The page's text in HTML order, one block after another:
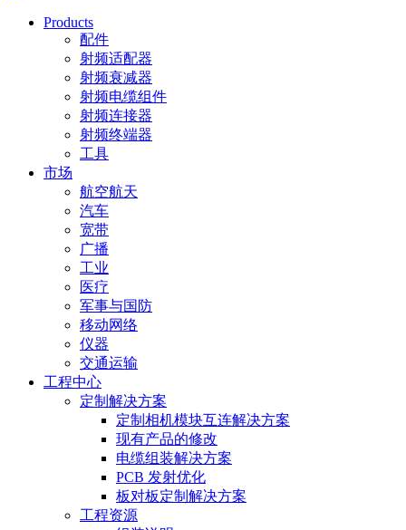
Products
配件
射频适配器
射频衰减器
射频电缆组件
射频连接器
射频终端器
工具
市场
航空航天
汽车
宽带
广播
工业
医疗
军事与国防
移动网络
仪器
交通运输
工程中心
定制解决方案
定制相机模块互连解决方案
现有产品的修改
电缆组装解决方案
PCB 发射优化
板对板定制解决方案
工程资源